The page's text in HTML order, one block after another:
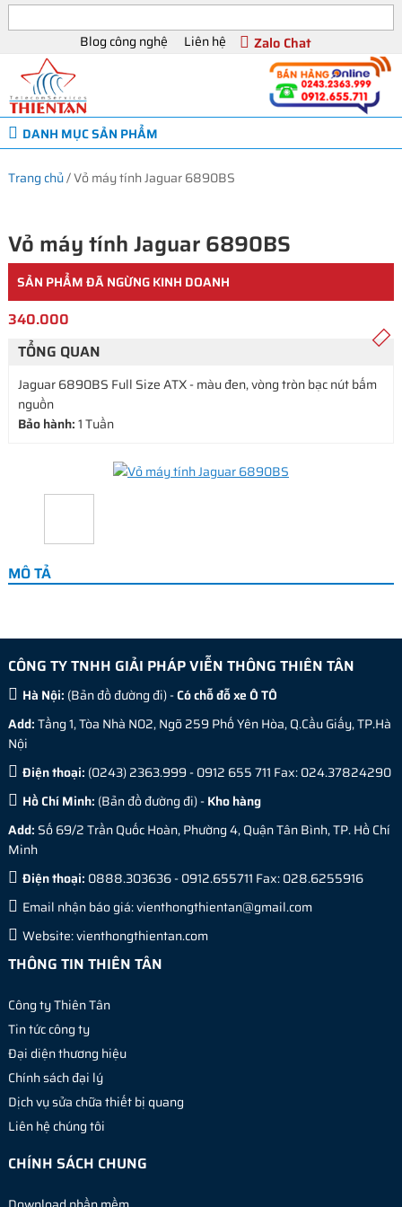
Blog công nghệ Liên hệ Zalo Chat
DANH MỤC SẢN PHẨM
Trang chủ/Vỏ máy tính Jaguar 6890BS
Vỏ máy tính Jaguar 6890BS
SẢN PHẨM ĐÃ NGỪNG KINH DOANH
340.000
TỔNG QUAN
Jaguar 6890BS Full Size ATX - màu đen, vòng tròn bạc nút bấm
nguồn
Bảo hành:1 Tuần
MÔ TẢ
CÔNG TY TNHH GIẢI PHÁP VIỄN THÔNG THIÊN TÂN
Hà Nội: (Bản đồ đường đi) -Có chỗ đỗ xe Ô TÔ
Add:Tầng 1, Tòa Nhà N02, Ngõ 259 Phố Yên Hòa, Q.Cầu Giấy, TP.Hà
Nội
Điện thoại: (0243) 2363.999 - 0912 655 711 Fax: 024.37824290
Hồ Chí Minh: (Bản đồ đường đi) -Kho hàng
Add: Số 69/2 Trần Quốc Hoàn, Phường 4, Quận Tân Bình, TP. Hồ Chí
Minh
Điện thoại: 0888.303636 - 0912.655711 Fax: 028.6255916
Email nhận báo giá:vienthongthientan@gmail.com
Website:vienthongthientan.com
THÔNG TIN THIÊN TÂN
Công ty Thiên Tân
Tin tức công ty
Đại diện thương hiệu
Chính sách đại lý
Dịch vụ sửa chữa thiết bị quang
Liên hệ chúng tôi
CHÍNH SÁCH CHUNG